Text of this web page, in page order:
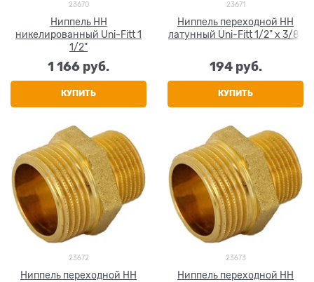
23670
Ниппель НН
никелированный Uni-Fitt 1
1/2"
1 166 руб.
КУПИТЬ
23671
Ниппель переходной НН
латунный Uni-Fitt 1/2" x 3/8"
194 руб.
КУПИТЬ
23672
Ниппель переходной НН
23673
Ниппель переходной НН